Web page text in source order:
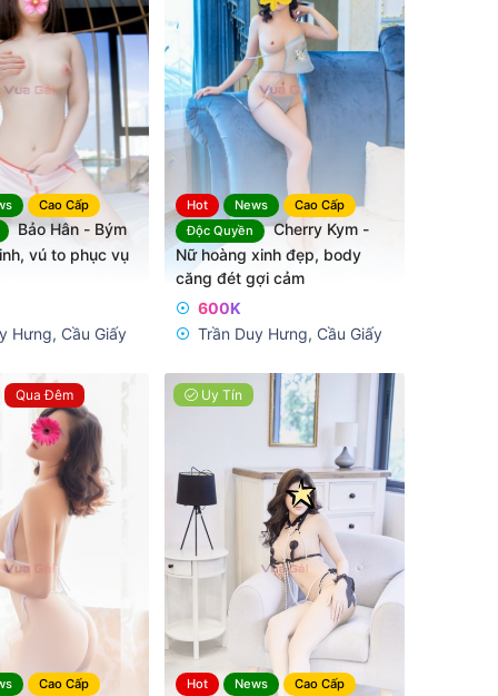
Cao Cấp
Bảo Hân - Bým
vú to phục vụ
Hưng, Cầu Giấy
Hot News
Cao Cấp
Độc Quyền
Cherry Kym -
Nữ hoàng xinh đẹp, body
căng đét gợi cảm
600K
Trần Duy Hưng, Cầu Giấy
Qua Đêm
Cao Cấp
Uy Tín
Hot News
Cao Cấp